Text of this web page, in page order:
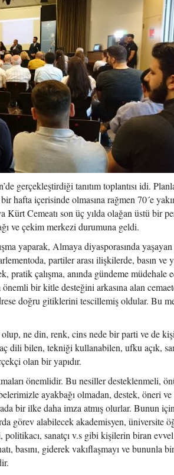
gerçekleştirdiği tanıtım toplantısı idi.
içerisinde olmasına rağmen 70´e
Cemeatı son üç yılda olağan üstü bir
ve çekim merkezi durumuna geldi.
yaparak, Almaya diyasporasında yaşayan
partiler arası ilişkilerde, basın ve
pratik çalışma, anında gündeme müdehale
bir kitle desteğini arkasına alan
doğru gitiklerini tescillemiş oldular. Bu
ne din, renk, cins nede bir parti ve de
dili bilen, tekniği kullanabilen, ufku açık,
olan bir yapıdır.
önemlidir. Bu nesiller desteklenmeli,
ayakbağı olmadan, destek, öneri ve
bir ilke daha imza atmış olurlar. Bunun
görev alabilecek akademisyen, üniversite
sanatçı v.s gibi kişilerin biran
basını, giderek vakıflaşmayı ve bununla